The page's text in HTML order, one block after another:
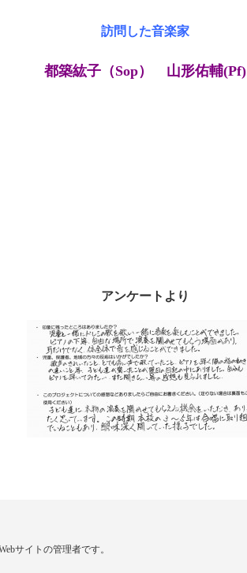
訪問した音楽家
都築紘子（Sop） 山形佑輔(Pf)
アンケートより
サイトの管理者です。